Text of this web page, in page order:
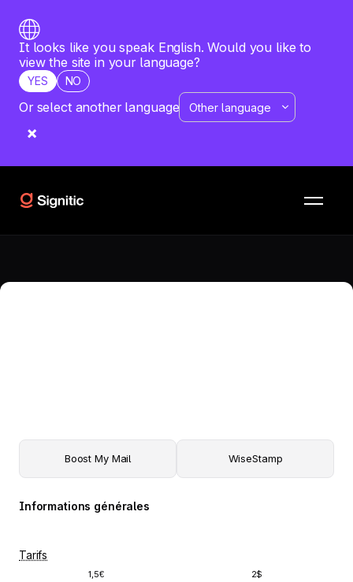
It looks like you speak English. Would you like to
view the site in your language?
YES NO
Or select another language
Quel est le meilleur logiciel pour votre entreprise ? Vous
souhaitez comparer Boost My Mail avec WiseStamp ?
Boost My Mail WiseStamp
Informations générales
Tarifs
1,5€ 2$